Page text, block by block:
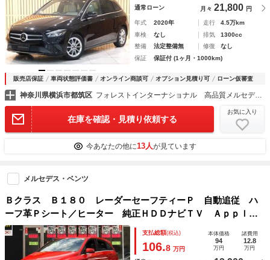
通常ローン 月々 21,800 円
年式 2020年 走行
4.5万km
車検
なし 排気
1300cc
整備
法定整備無 修復
なし
保証
保証付 (1ヶ月・1000km)
販売店保証 車両状態評価書 オンライン商談可 オプション見積り可 ローン仮審査
神奈川県横浜市都筑区 フォレストインターナショナル 高品質メルセデスベンツ正規ディーラー車専門店
在庫を確認・見積り依頼する
お気に入り
今あなたの他に13人が見ています
メルセデス・ベンツ
Ｂクラス Ｂ１８０ レーダーセーフティーＰ 自動追従 ハ
ーフ革Ｐシート／ヒーター 純正ＨＤＤナビＴＶ Ａｐｐｌ
ｅ ＣａｒＰｌａｙ Ｂｌｕｅｔｏｏｔｈ Ｂカメラ ドラレ
コ ＬＥＤ ディストロニックプラス ＥＣＯストップ キー
レスゴー 後席テーブル ７速ＡＴ
支払総額(税込)
106.8 万円
本体価格
94
万円
諸費用
12.8
万円